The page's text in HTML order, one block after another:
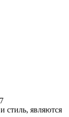
стиль, являются